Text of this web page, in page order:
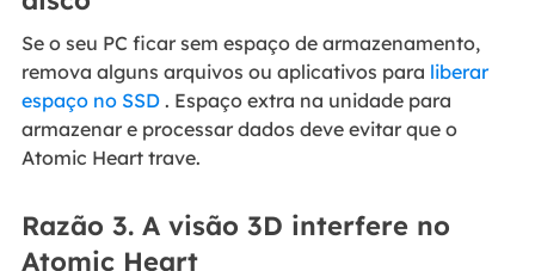
Se o seu PC ficar sem espaço de armazenamento,
remova alguns arquivos ou aplicativos para liberar
espaço no SSD. Espaço extra na unidade para
armazenar e processar dados deve evitar que o
Atomic Heart trave.
Razão 3. A visão 3D interfere no
Atomic Heart